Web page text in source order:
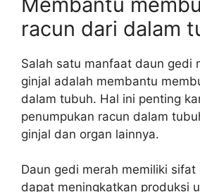
racun dari dalam
Salah satu manfaat daun gedi
ginjal adalah membantu
dalam tubuh. Hal ini penting
penumpukan racun dalam
ginjal dan organ lainnya.
Daun gedi merah memiliki
dapat meningkatkan produksi